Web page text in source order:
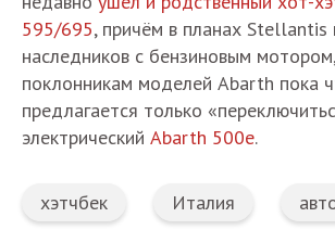
595/695, причём в планах Stellantis
наследников с бензиновым
поклонникам моделей Abarth пока
предлагается только
электрический Abarth 500e.
хэтчбек Италия